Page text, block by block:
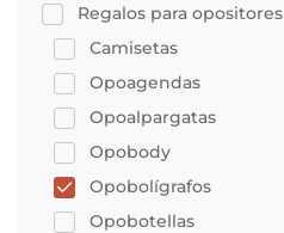
Regalos para opositores
Camisetas
Opoagendas
Opoalpargatas
Opobody
Opobolígrafos
Opobotellas